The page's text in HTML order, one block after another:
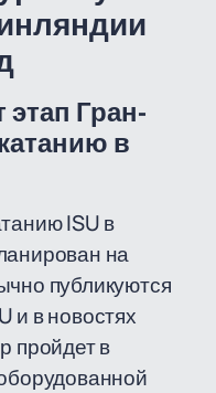
этап Гран-
в
ISU в
на
публикуются
и в новостях
пройдет в